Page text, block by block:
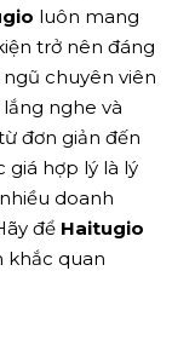
luôn mang
trở nên đáng
chuyên viên
nghe và
đơn giản đến
giá hợp lý là lý
doanh
để Haitugio
khắc quan